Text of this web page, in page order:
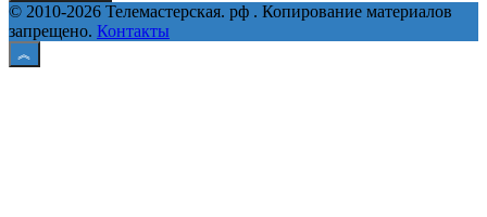
© 2010-2026 Телемастерская. рф . Копирование материалов
запрещено. Контакты